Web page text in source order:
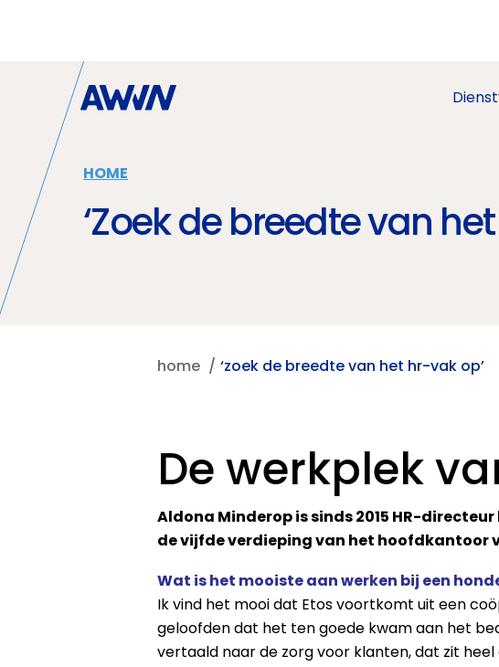
HOME
‘Zoek de breedte van
home ‘zoek de breedte van het hr-vak op’
De werkplek
Aldona Minderop is sinds 2015 HR-
de vijfde verdieping van het hoofdkantoor
Wat is het mooiste aan werken bij een
Ik vind het mooi dat Etos voortkomt uit een
geloofden dat het ten goede kwam aan het
vertaald naar de zorg voor klanten, dat zit heel